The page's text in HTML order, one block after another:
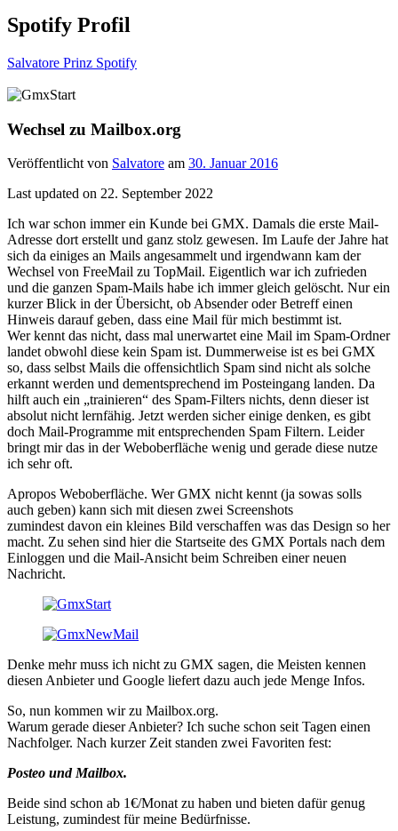
Spotify Profil
Salvatore Prinz Spotify
Wechsel zu Mailbox.org
Veröffentlicht von Salvatore am 30. Januar 2016
Last updated on 22. September 2022
Ich war schon immer ein Kunde bei GMX. Damals die erste Mail-
Adresse dort erstellt und ganz stolz gewesen. Im Laufe der Jahre hat
sich da einiges an Mails angesammelt und irgendwann kam der
Wechsel von FreeMail zu TopMail. Eigentlich war ich zufrieden
und die ganzen Spam-Mails habe ich immer gleich gelöscht. Nur ein
kurzer Blick in der Übersicht, ob Absender oder Betreff einen
Hinweis darauf geben, dass eine Mail für mich bestimmt ist.
Wer kennt das nicht, dass mal unerwartet eine Mail im Spam-Ordner
landet obwohl diese kein Spam ist. Dummerweise ist es bei GMX
so, dass selbst Mails die offensichtlich Spam sind nicht als solche
erkannt werden und dementsprechend im Posteingang landen. Da
hilft auch ein „trainieren“ des Spam-Filters nichts, denn dieser ist
absolut nicht lernfähig. Jetzt werden sicher einige denken, es gibt
doch Mail-Programme mit entsprechenden Spam Filtern. Leider
bringt mir das in der Weboberfläche wenig und gerade diese nutze
ich sehr oft.
Apropos Weboberfläche. Wer GMX nicht kennt (ja sowas solls
auch geben) kann sich mit diesen zwei Screenshots
zumindest davon ein kleines Bild verschaffen was das Design so her
macht. Zu sehen sind hier die Startseite des GMX Portals nach dem
Einloggen und die Mail-Ansicht beim Schreiben einer neuen
Nachricht.
Denke mehr muss ich nicht zu GMX sagen, die Meisten kennen
diesen Anbieter und Google liefert dazu auch jede Menge Infos.
So, nun kommen wir zu Mailbox.org.
Warum gerade dieser Anbieter? Ich suche schon seit Tagen einen
Nachfolger. Nach kurzer Zeit standen zwei Favoriten fest:
Posteo und Mailbox.
Beide sind schon ab 1€/Monat zu haben und bieten dafür genug
Leistung, zumindest für meine Bedürfnisse.